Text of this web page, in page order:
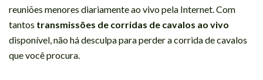
reuniões menores diariamente ao vivo pela Internet. Com
tantos transmissões de corridas de cavalos ao vivo
disponível, não há desculpa para perder a corrida de cavalos
que você procura.